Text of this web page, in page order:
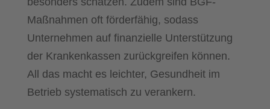
Maßnahmen oft förderfähig, sodass
Unternehmen auf finanzielle Unterstützung
der Krankenkassen zurückgreifen können.
All das macht es leichter, Gesundheit im
Betrieb systematisch zu verankern.